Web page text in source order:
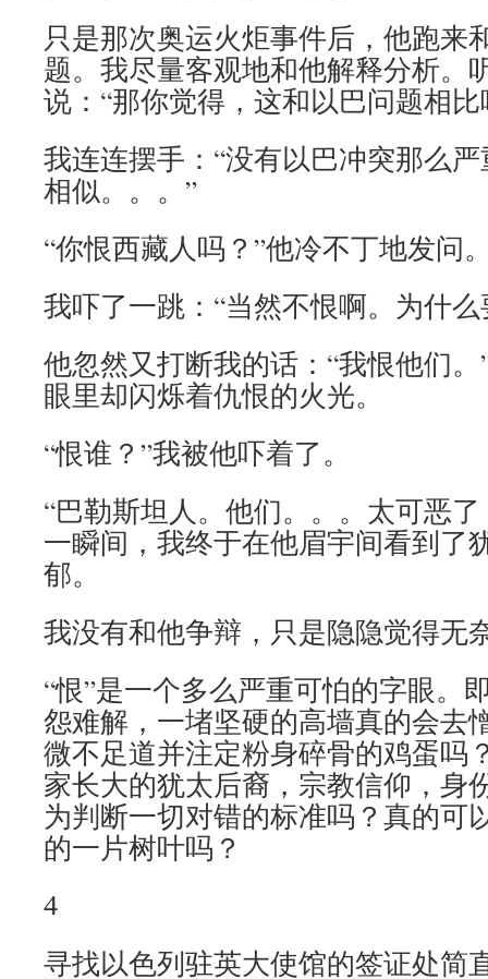
只是那次奥运火炬事件后，他跑来
题。我尽量客观地和他解释分析。
说：“那你觉得，这和以巴问题相比
我连连摆手：“没有以巴冲突那么
相似。。。”
“你恨西藏人吗？”他冷不丁地发问
我吓了一跳：“当然不恨啊。为什
他忽然又打断我的话：“我恨他们
眼里却闪烁着仇恨的火光。
“恨谁？”我被他吓着了。
“巴勒斯坦人。他们。。。太可恶
一瞬间，我终于在他眉宇间看到了
郁。
我没有和他争辩，只是隐隐觉得无
“恨”是一个多么严重可怕的字眼。
怨难解，一堵坚硬的高墙真的会去
微不足道并注定粉身碎骨的鸡蛋吗
家长大的犹太后裔，宗教信仰，身
为判断一切对错的标准吗？真的可
的一片树叶吗？
4
寻找以色列驻英大使馆的签证处简